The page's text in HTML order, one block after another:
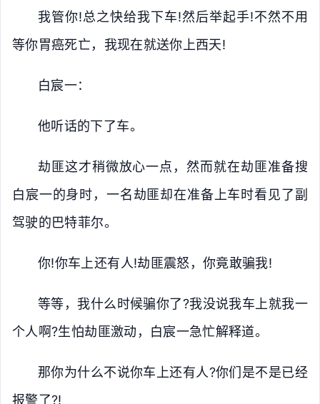
我管你!总之快给我下车!然后举起手!不然不用
等你胃癌死亡，我现在就送你上西天!
白宸一：
他听话的下了车。
劫匪这才稍微放心一点，然而就在劫匪准备搜
白宸一的身时，一名劫匪却在准备上车时看见了副
驾驶的巴特菲尔。
你!你车上还有人!劫匪震怒，你竟敢骗我!
等等，我什么时候骗你了?我没说我车上就我一
个人啊?生怕劫匪激动，白宸一急忙解释道。
那你为什么不说你车上还有人?你们是不是已经
报警了?!